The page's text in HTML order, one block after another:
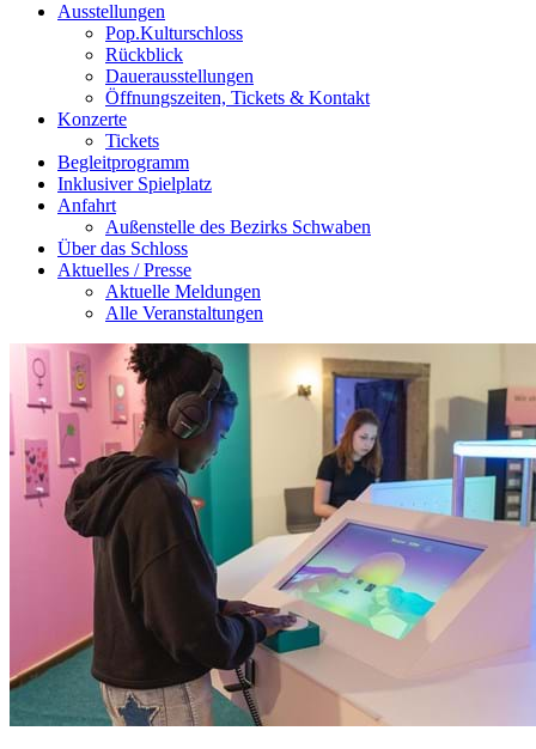
Ausstellungen
Pop.Kulturschloss
Rückblick
Dauerausstellungen
Öffnungszeiten, Tickets & Kontakt
Konzerte
Tickets
Begleitprogramm
Inklusiver Spielplatz
Anfahrt
Außenstelle des Bezirks Schwaben
Über das Schloss
Aktuelles / Presse
Aktuelle Meldungen
Alle Veranstaltungen